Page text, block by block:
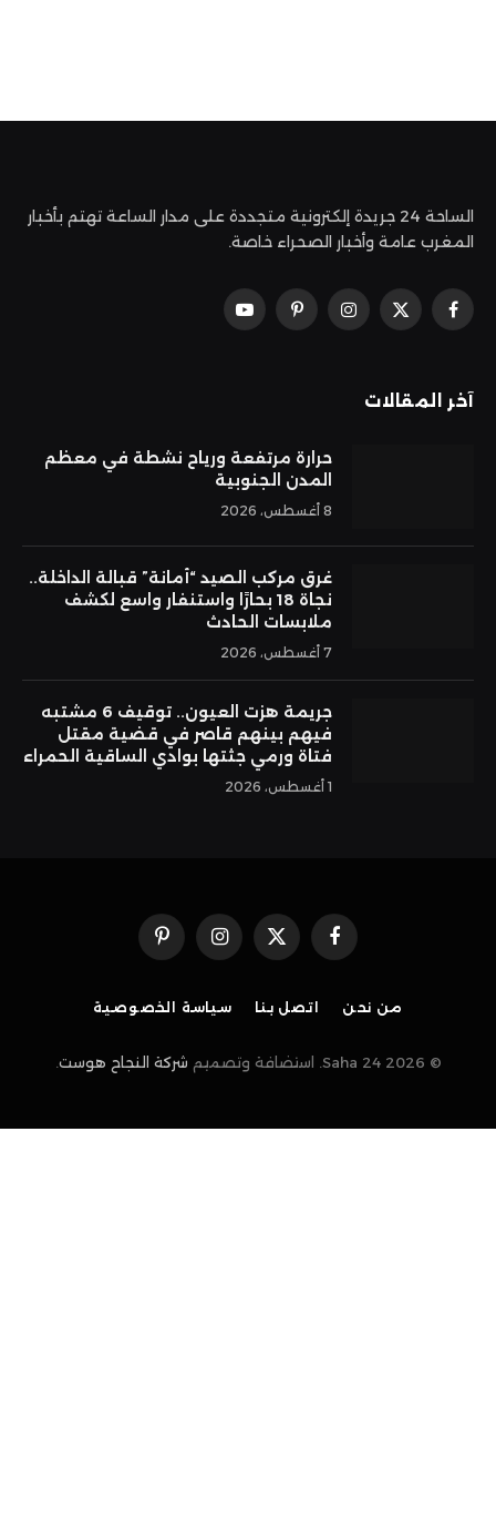
الساحة 24 جريدة إلكترونية متجددة على مدار الساعة تهتم بأخبار
المغرب عامة وأخبار الصحراء خاصة.
فيسبوك
X
الانستغرامبينتيريستيوتيوب
آخر المقالات
حرارة مرتفعة ورياح نشطة في معظم
المدن الجنوبية
8 أغسطس، 2026
غرق مركب الصيد “أمانة” قبالة الداخلة..
نجاة 18 بحارًا واستنفار واسع لكشف
ملابسات الحادث
7 أغسطس، 2026
جريمة هزت العيون.. توقيف 6 مشتبه
فيهم بينهم قاصر في قضية مقتل
فتاة ورمي جثتها بوادي الساقية الحمراء
1 أغسطس، 2026
فيسبوكX
(Twitter)
الانستغرامبينتيريست
من نحن اتصل بنا سياسة الخصوصية
© 2026 Saha 24. استضافة وتصميم شركة النجاح هوست